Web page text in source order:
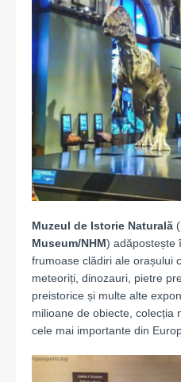
Muzeul de Istorie Naturală (
Museum/NHM) adăpostește
frumoase clădiri ale orașului
meteoriți, dinozauri, pietre
preistorice și multe alte
milioane de obiecte, colecția
cele mai importante din